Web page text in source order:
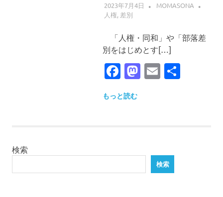
2023年7月4日
MOMASONA
人権, 差別
「人権・同和」や「部落差
別をはじめとす[…]
Facebook
Mastodon
Email
共
もっと読む
検索
検索